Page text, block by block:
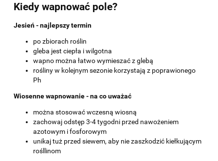
Kiedy wapnować pole?
Jesień - najlepszy termin
po zbiorach roślin
gleba jest ciepła i wilgotna
wapno można łatwo wymieszać z glebą
rośliny w kolejnym sezonie korzystają z poprawionego
Ph
Wiosenne wapnowanie - na co uważać
można stosować wczesną wiosną
zachowaj odstęp 3-4 tygodni przed nawożeniem
azotowym i fosforowym
unikaj tuż przed siewem, aby nie zaszkodzić kiełkującym
rośllinom